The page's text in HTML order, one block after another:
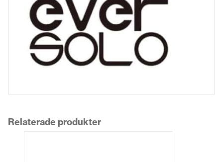
Relaterade produkter